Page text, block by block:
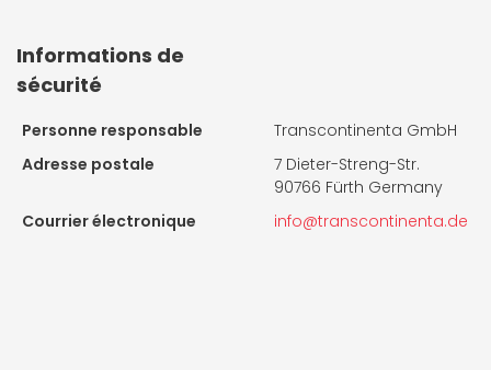
Informations de
sécurité
Personne responsable
Transcontinenta GmbH
Adresse postale
7 Dieter-Streng-Str.
90766 Fürth Germany
Courrier électronique
info@transcontinenta.de